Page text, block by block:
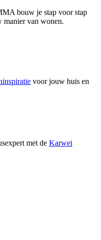
bouw je stap voor stap
manier van wonen.
voor jouw huis en
met de Karwei